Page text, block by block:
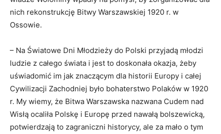
nich rekonstrukcję Bitwy Warszawskiej 1920 r. w
Ossowie.
– Na Światowe Dni Młodzieży do Polski przyjadą młodzi
ludzie z całego świata i jest to doskonała okazja, żeby
uświadomić im jak znaczącym dla historii Europy i całej
Cywilizacji Zachodniej było bohaterstwo Polaków w 1920
r. My wiemy, że Bitwa Warszawska nazwana Cudem nad
Wisłą ocaliła Polskę i Europę przed nawałą bolszewicką,
potwierdzają to zagraniczni historycy, ale za mało o tym